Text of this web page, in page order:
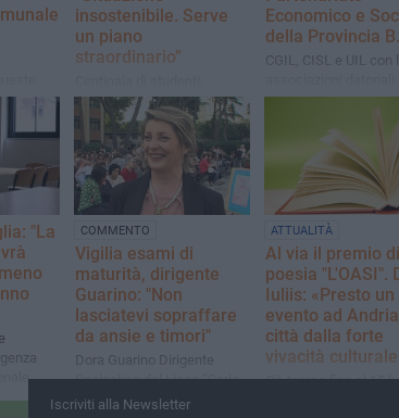
insostenibile. Serve
un piano
straordinario”
docenti e personale ATA
sono costretti a operare in
aule che superano
sistematicamente le soglie
di temperatura previste dalla
legge
Economico e
della Provincia
CGIL, CISL e UIL con
una piattaforma
sviluppo sostenibile e
di qualità
"La
COMMENTO
Vigilia esami di
maturità, dirigente
Guarino: "Non
lasciatevi sopraffare
da ansie e timori"
Dora Guarino Dirigente
Scolastica del Liceo “Carlo
Troya” e Presidente della
ATTUALITÀ
Al via il premio di
poesia "L'OASI".
Iuliis: «Presto un
evento ad
città dalla forte
vivacità
C'è tempo fino al 15
Iscriviti alla Newsletter